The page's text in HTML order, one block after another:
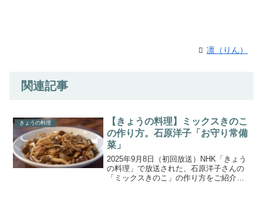
凛（りん）
関連記事
きょうの料理
【きょうの料理】ミックスきのこ
の作り方。石原洋子「お守り常備
菜」
2025年9月8日（初回放送）NHK「きょう
の料理」で放送された、石原洋子さんの
「ミックスきのこ」の作り方をご紹介し